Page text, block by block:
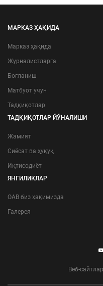
МАРКАЗ ҲАҚИДА
Марказ ҳақида
Журналистларга
Боғланиш
Матбуот учун
Тадқиқотлар
ТАДҚИҚОТЛАР ЙЎНАЛИШИ
Жамият
Сиёсат ва ҳуқуқ
Иқтисодиёт
ЯНГИЛИКЛАР
ОАВ биз ҳақимизда
Галерея
Веб-